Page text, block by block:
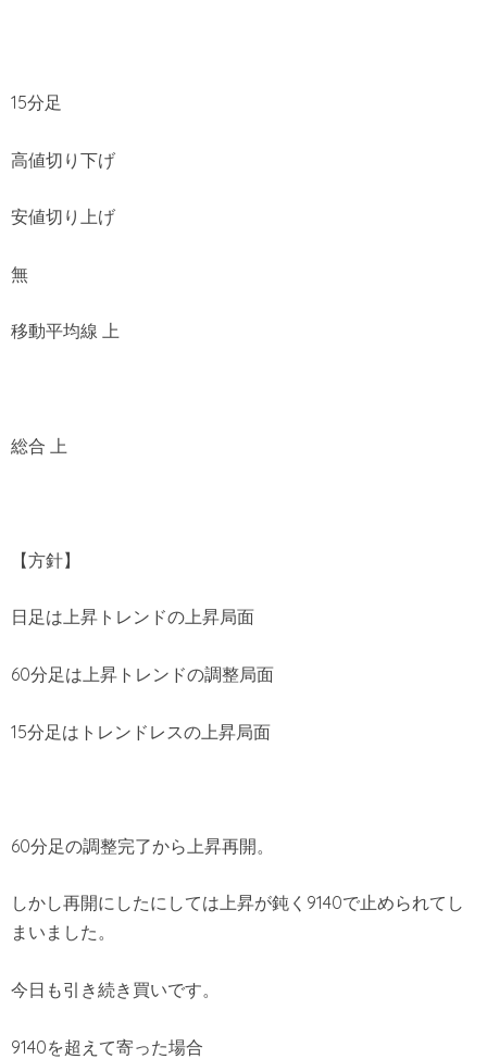
15分足
高値切り下げ
安値切り上げ
無
移動平均線 上
総合 上
【方針】
日足は上昇トレンドの上昇局面
60分足は上昇トレンドの調整局面
15分足はトレンドレスの上昇局面
60分足の調整完了から上昇再開。
しかし再開にしたにしては上昇が鈍く9140で止められてし
まいました。
今日も引き続き買いです。
9140を超えて寄った場合